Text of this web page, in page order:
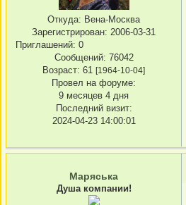
Откуда: Вена-Москва
Зарегистрирован: 2006-03-31
Приглашений: 0
Сообщений: 76042
Возраст: 61 [1964-10-04]
Провел на форуме:
9 месяцев 4 дня
Последний визит:
2024-04-23 14:00:01
Маряська
Душа компании!